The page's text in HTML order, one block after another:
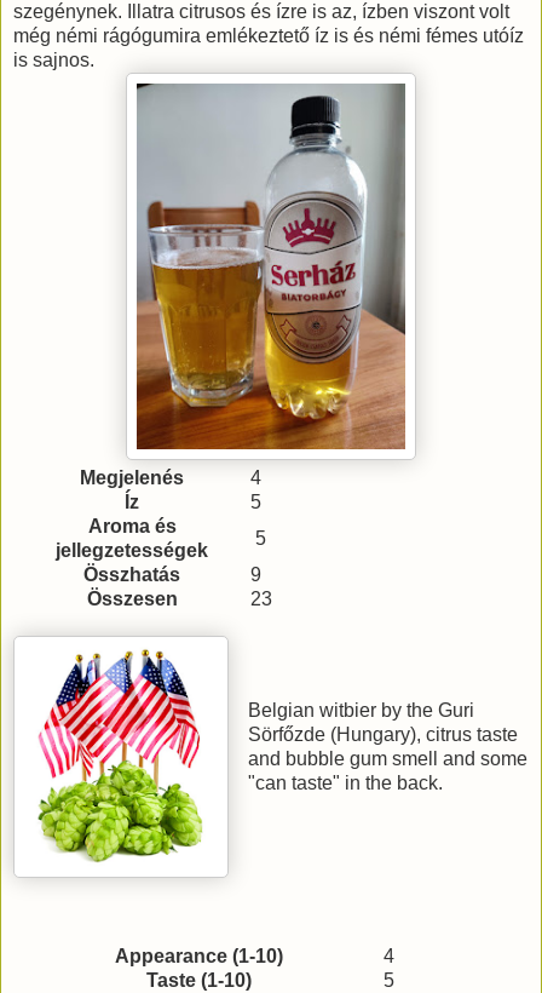
szegénynek. Illatra citrusos és ízre is az, ízben viszont volt
még némi rágógumira emlékeztető íz is és némi fémes utóíz
is sajnos.
Megjelenés
4
Íz
5
Aroma és
jellegzetességek
5
Összhatás
9
Összesen
23
Belgian witbier by the Guri
Sörfőzde (Hungary), citrus taste
and bubble gum smell and some
"can taste" in the back.
Appearance (1-10)
4
Taste (1-10)
5